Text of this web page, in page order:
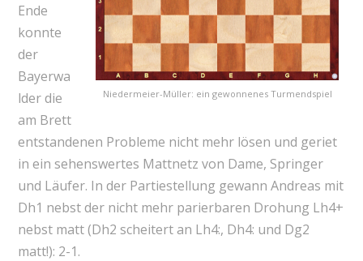
Niedermeier-Müller: ein gewonnenes Turmendspiel
Ende
konnte
der
Bayerwa
lder die
am Brett
entstandenen Probleme nicht mehr lösen und geriet
in ein sehenswertes Mattnetz von Dame, Springer
und Läufer. In der Partiestellung gewann Andreas mit
Dh1 nebst der nicht mehr parierbaren Drohung Lh4+
nebst matt (Dh2 scheitert an Lh4:, Dh4: und Dg2
matt!): 2-1.